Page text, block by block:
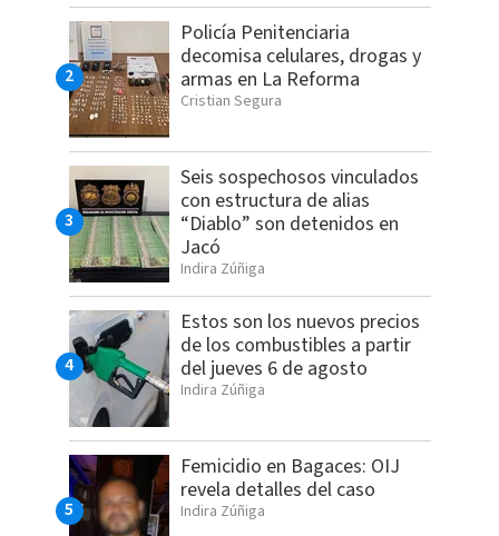
Policía Penitenciaria
decomisa celulares, drogas y
armas en La Reforma
Cristian Segura
Seis sospechosos vinculados
con estructura de alias
“Diablo” son detenidos en
Jacó
Indira Zúñiga
Estos son los nuevos precios
de los combustibles a partir
del jueves 6 de agosto
Indira Zúñiga
Femicidio en Bagaces: OIJ
revela detalles del caso
Indira Zúñiga